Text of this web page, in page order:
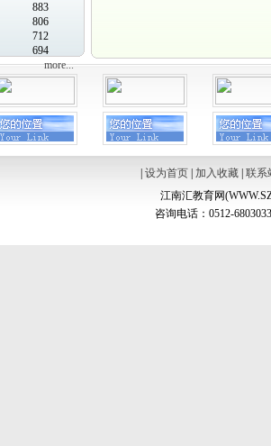
883
806
712
694
more...
设为首页| 加入收藏| 联系
江南汇教育网
咨询电话：0512-